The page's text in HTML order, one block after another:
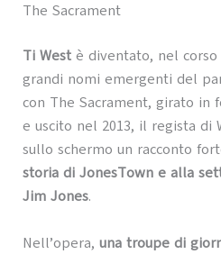
The Sacrament
Ti Westè diventato, nel corso
grandi nomi emergenti del
con The Sacrament, girato in
e uscito nel 2013, il regista
sullo schermo un racconto
storia di JonesTown e alla
Jim Jones.
Nell’opera, una troupe di